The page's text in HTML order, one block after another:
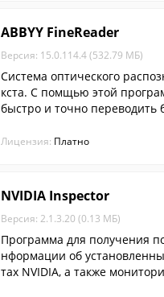
ABBYY FineReader
Версия: 15.0.114.4 (532.79 МБ)
Cистема оптического
кста. С помщью этой
быстро и точно переводить
рафии документов в
Лицензия: Платно
NVIDIA Inspector
Версия: 2.1.3.20 (0.13 МБ)
Программа для получения
нформации об
тах NVIDIA, а также